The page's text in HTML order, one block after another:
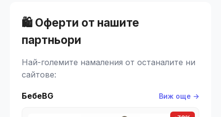
🛍️ Оферти от нашите
партньори
Най-големите намаления от останалите ни
сайтове:
БебеBG Виж още →